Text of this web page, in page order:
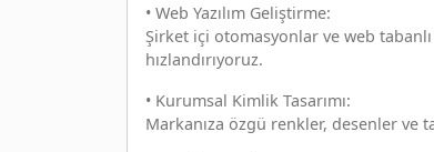
• Web Yazılım Geliştirme:
Şirket içi otomasyonlar ve web
hızlandırıyoruz.
• Kurumsal Kimlik Tasarımı:
Markanıza özgü renkler, desenler